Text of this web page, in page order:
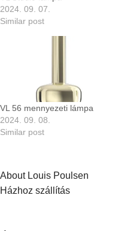
2024. 09. 07.
Similar post
VL 56 mennyezeti lámpa
2024. 09. 08.
Similar post
About Louis Poulsen
Házhoz szállítás